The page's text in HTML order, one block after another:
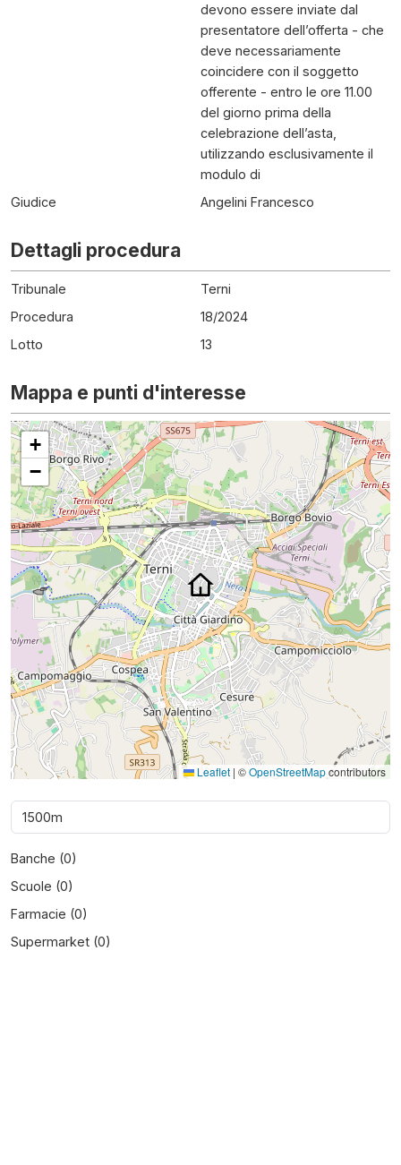
devono essere inviate dal
presentatore dell’offerta - che
deve necessariamente
coincidere con il soggetto
offerente - entro le ore 11.00
del giorno prima della
celebrazione dell’asta,
utilizzando esclusivamente il
modulo di
Giudice
Angelini Francesco
Dettagli procedura
Tribunale
Terni
Procedura
18/2024
Lotto
13
Mappa e punti d'interesse
+
−
Leaflet | ©OpenStreetMapcontributors
Banche (0)
Scuole (0)
Farmacie (0)
Supermarket (0)